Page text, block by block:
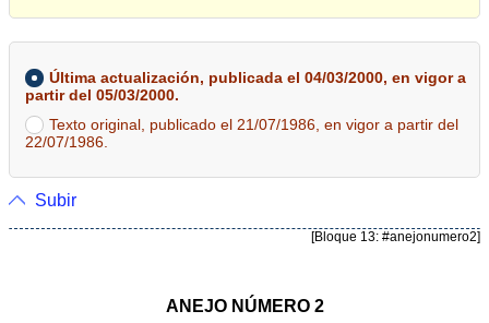
Última actualización, publicada el 04/03/2000, en vigor a
partir del 05/03/2000.
Texto original, publicado el 21/07/1986, en vigor a partir del
22/07/1986.
Subir
[Bloque 13: #anejonumero2]
ANEJO NÚMERO 2